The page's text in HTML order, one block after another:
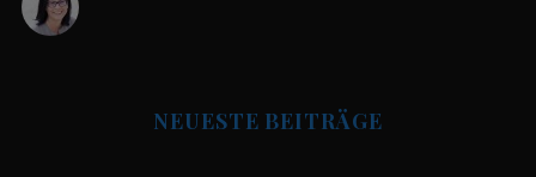
NEUESTE BEITRÄGE